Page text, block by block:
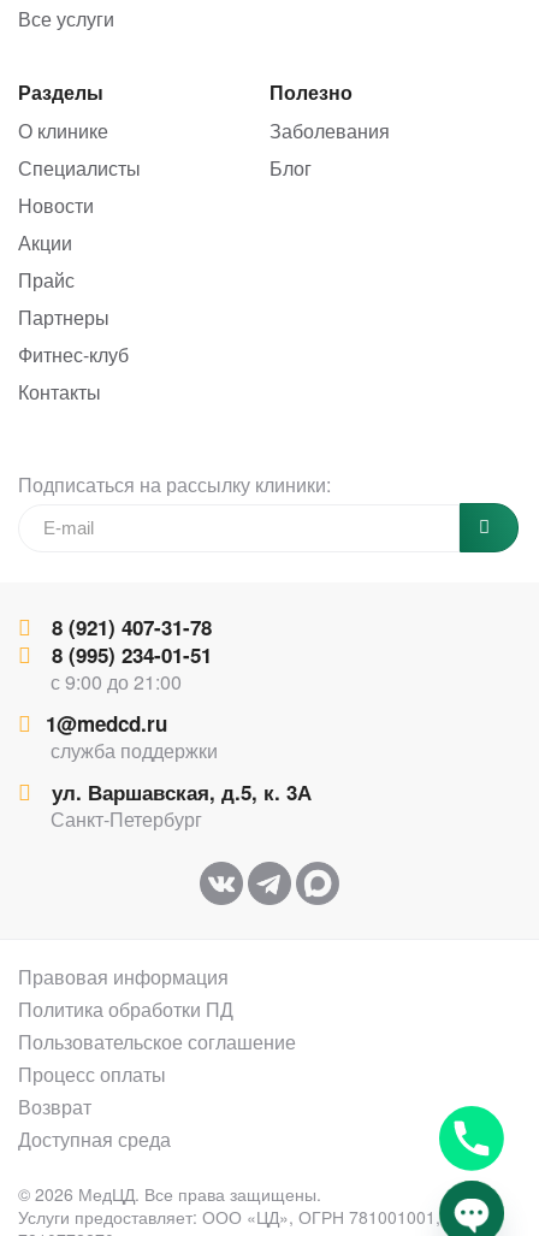
8 (921) 407-31-78
8 (995) 234-01-51
с 9:00 до 21:00
1@medcd.ru
служба поддержки
ул. Варшавская, д.5, к. 3А
Санкт-Петербург
Все услуги
Разделы
О клинике
Специалисты
Новости
Акции
Прайс
Партнеры
Фитнес-клуб
Контакты
Полезно
Заболевания
Блог
Подписаться на рассылку клиники:
Правовая информация
Политика обработки ПД
Пользовательское соглашение
Процесс оплаты
Возврат
Доступная среда
© 2026 МедЦД. Все права защищены.
Услуги предоставляет: ООО «ЦД», ОГРН 781001001 , ИНН